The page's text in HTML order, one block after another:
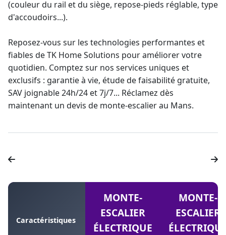
(couleur du rail et du siège, repose-pieds réglable, type
d'accoudoirs...).
Reposez-vous sur les technologies performantes et
fiables de TK Home Solutions pour améliorer votre
quotidien. Comptez sur nos services uniques et
exclusifs : garantie à vie, étude de faisabilité gratuite,
SAV joignable 24h/24 et 7j/7... Réclamez dès
maintenant un devis de monte-escalierau Mans.
Caractéristiques
MONTE-
ESCALIER
ÉLECTRIQUE
MONTE-
ESCALIER